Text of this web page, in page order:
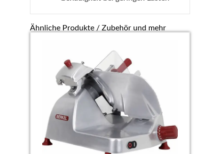
Ähnliche Produkte / Zubehör und mehr